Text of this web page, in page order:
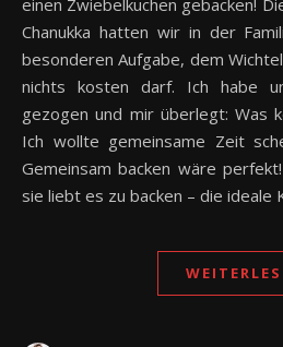
einen Zwiebelkuchen gebacken!
Chanukka hatten wir in der
besonderen Aufgabe, dem
nichts kosten darf. Ich habe
gezogen und mir überlegt: Was
Ich wollte gemeinsame Zeit
Gemeinsam backen wäre
sie liebt es zu backen – die ideale